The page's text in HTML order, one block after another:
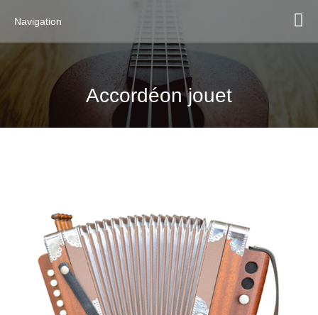
Navigation
Accordéon jouet
JB1002 10Bouton 2Bass